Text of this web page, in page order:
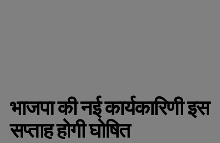
भाजपा की नई कार्यकारिणी इस
सप्ताह होगी घोषित